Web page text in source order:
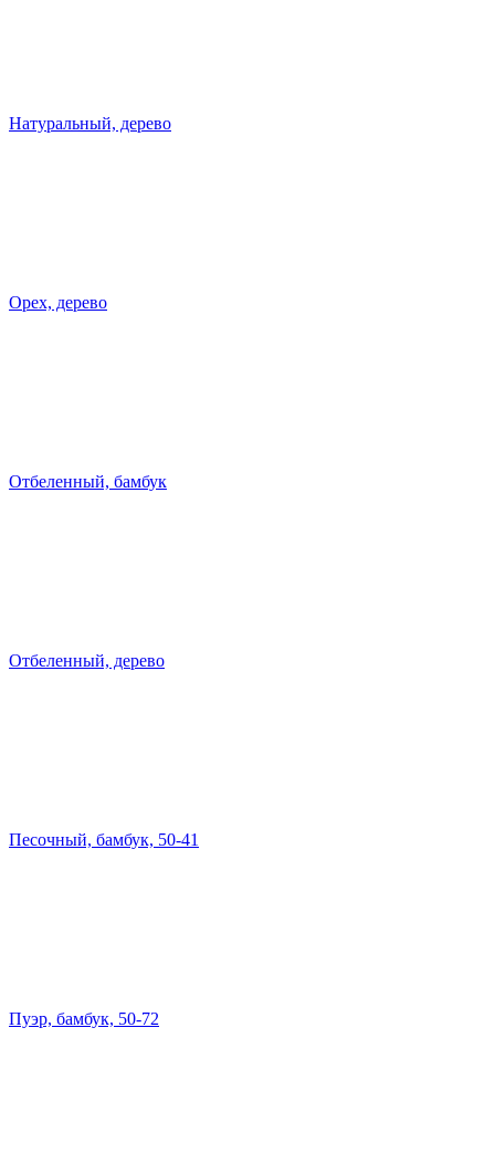
Натуральный, дерево
Орех, дерево
Отбеленный, бамбук
Отбеленный, дерево
Песочный, бамбук, 50-41
Пуэр, бамбук, 50-72